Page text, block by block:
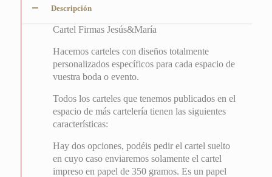
Descripción
Cartel Firmas Jesús&María
Hacemos carteles con diseños totalmente
personalizados específicos para cada espacio de
vuestra boda o evento.
Todos los carteles que tenemos publicados en el
espacio de más cartelería tienen las siguientes
características:
Hay dos opciones, podéis pedir el cartel suelto
en cuyo caso enviaremos solamente el cartel
impreso en papel de 350 gramos. Es un papel